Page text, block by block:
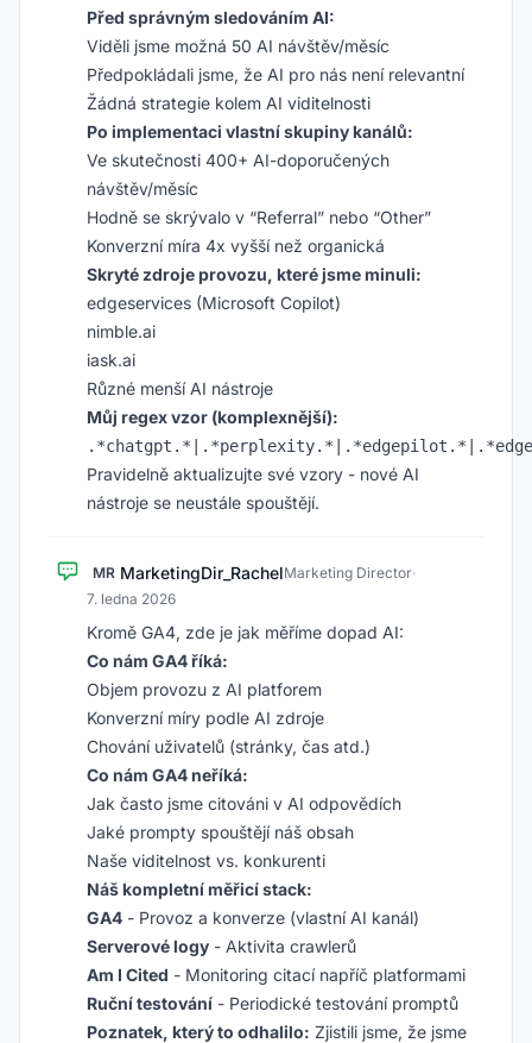
Před správným sledováním AI:
Viděli jsme možná 50 AI návštěv/měsíc
Předpokládali jsme, že AI pro nás není relevantní
Žádná strategie kolem AI viditelnosti
Po implementaci vlastní skupiny kanálů:
Ve skutečnosti 400+ AI-doporučených
návštěv/měsíc
Hodně se skrývalo v “Referral” nebo “Other”
Konverzní míra 4x vyšší než organická
Skryté zdroje provozu, které jsme minuli:
edgeservices (Microsoft Copilot)
nimble.ai
iask.ai
Různé menší AI nástroje
Můj regex vzor (komplexnější):
Pravidelně aktualizujte své vzory - nové AI
nástroje se neustále spouštějí.
MR MarketingDir_RachelMarketing Director·
7. ledna 2026
Kromě GA4, zde je jak měříme dopad AI:
Co nám GA4 říká:
Objem provozu z AI platforem
Konverzní míry podle AI zdroje
Chování uživatelů (stránky, čas atd.)
Co nám GA4 neříká:
Jak často jsme citováni v AI odpovědích
Jaké prompty spouštějí náš obsah
Naše viditelnost vs. konkurenti
Náš kompletní měřicí stack:
GA4 - Provoz a konverze (vlastní AI kanál)
Serverové logy - Aktivita crawlerů
Am I Cited - Monitoring citací napříč platformami
Ruční testování - Periodické testování promptů
Poznatek, který to odhalilo: Zjistili jsme, že jsme